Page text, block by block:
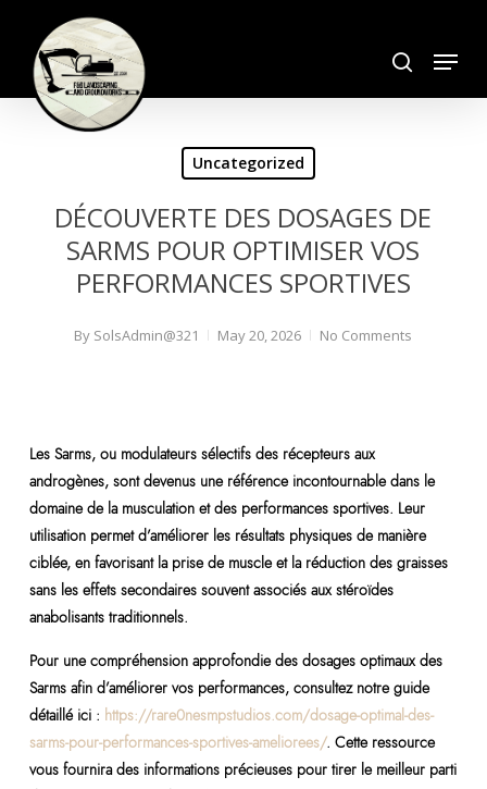
main
content
Menu
Uncategorized
DÉCOUVERTE DES DOSAGES DE
SARMS POUR OPTIMISER VOS
PERFORMANCES SPORTIVES
By SolsAdmin@321 May 20, 2026 No Comments
Les Sarms, ou modulateurs sélectifs des récepteurs aux
androgènes, sont devenus une référence incontournable dans le
domaine de la musculation et des performances sportives. Leur
utilisation permet d’améliorer les résultats physiques de manière
ciblée, en favorisant la prise de muscle et la réduction des graisses
sans les effets secondaires souvent associés aux stéroïdes
anabolisants traditionnels.
Pour une compréhension approfondie des dosages optimaux des
Sarms afin d’améliorer vos performances, consultez notre guide
détaillé ici : https://rare0nesmpstudios.com/dosage-optimal-des-
sarms-pour-performances-sportives-ameliorees/. Cette ressource
vous fournira des informations précieuses pour tirer le meilleur parti
Close
Menu